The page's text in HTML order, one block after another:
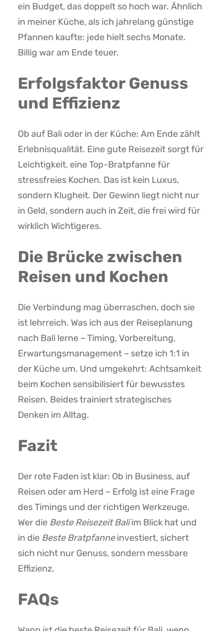
ein Budget, das doppelt so hoch war. Ähnlich
in meiner Küche, als ich jahrelang günstige
Pfannen kaufte: jede hielt sechs Monate.
Billig war am Ende teuer.
Erfolgsfaktor Genuss
und Effizienz
Ob auf Bali oder in der Küche: Am Ende zählt
Erlebnisqualität. Eine gute Reisezeit sorgt für
Leichtigkeit, eine Top-Bratpfanne für
stressfreies Kochen. Das ist kein Luxus,
sondern Klugheit. Der Gewinn liegt nicht nur
in Geld, sondern auch in Zeit, die frei wird für
wirklich Wichtigeres.
Die Brücke zwischen
Reisen und Kochen
Die Verbindung mag überraschen, doch sie
ist lehrreich. Was ich aus der Reiseplanung
nach Bali lerne – Timing, Vorbereitung,
Erwartungsmanagement – setze ich 1:1 in
der Küche um. Und umgekehrt: Achtsamkeit
beim Kochen sensibilisiert für bewusstes
Reisen. Beides trainiert strategisches
Denken im Alltag.
Fazit
Der rote Faden ist klar: Ob in Business, auf
Reisen oder am Herd – Erfolg ist eine Frage
des Timings und der richtigen Werkzeuge.
Wer die Beste Reisezeit Baliim Blick hat und
in die Beste Bratpfanneinvestiert, sichert
sich nicht nur Genuss, sondern messbare
Effizienz.
FAQs